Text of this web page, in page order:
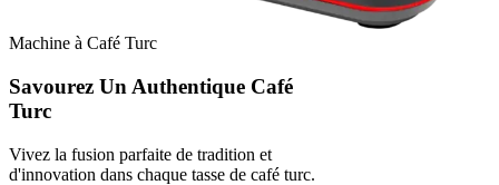
Machine à Café Turc
Savourez Un Authentique Café
Turc
Vivez la fusion parfaite de tradition et
d'innovation dans chaque tasse de café turc.